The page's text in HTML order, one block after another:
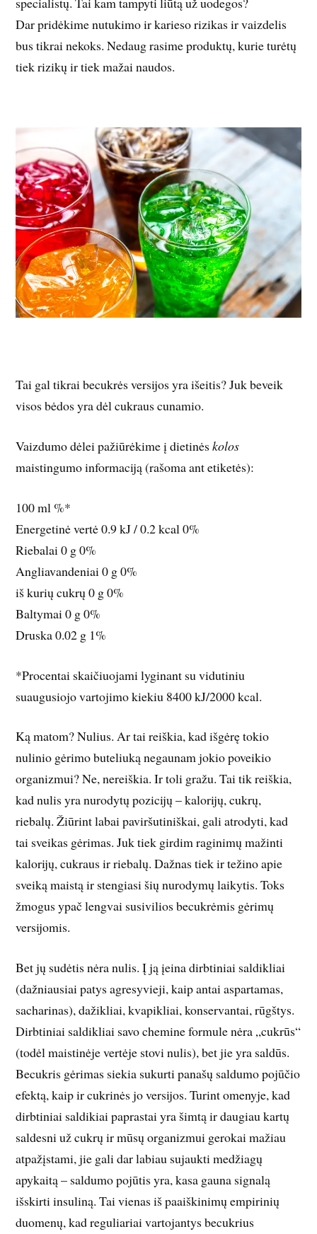
Dar pridėkime nutukimo ir karieso rizikas ir vaizdelis
bus tikrai nekoks. Nedaug rasime produktų, kurie turėtų
tiek rizikų ir tiek mažai naudos.
Tai gal tikrai becukrės versijos yra išeitis? Juk beveik
visos bėdos yra dėl cukraus cunamio.
Vaizdumo dėlei pažiūrėkime į dietinėskolos
maistingumo informaciją (rašoma ant etiketės):
100 ml %*
Energetinė vertė 0.9 kJ / 0.2 kcal 0%
Riebalai 0 g 0%
Angliavandeniai 0 g 0%
iš kurių cukrų 0 g 0%
Baltymai 0 g 0%
Druska 0.02 g 1%
*Procentai skaičiuojami lyginant su vidutiniu
suaugusiojo vartojimo kiekiu 8400 kJ/2000 kcal.
Ką matom? Nulius. Ar tai reiškia, kad išgėrę tokio
nulinio gėrimo buteliuką negaunam jokio poveikio
organizmui? Ne, nereiškia. Ir toli gražu. Tai tik reiškia,
kad nulis yra nurodytų pozicijų – kalorijų, cukrų,
riebalų. Žiūrint labai paviršutiniškai, gali atrodyti, kad
tai sveikas gėrimas. Juk tiek girdim raginimų mažinti
kalorijų, cukraus ir riebalų. Dažnas tiek ir težino apie
sveiką maistą ir stengiasi šių nurodymų laikytis. Toks
žmogus ypač lengvai susivilios becukrėmis gėrimų
versijomis.
Bet jų sudėtis nėra nulis. Į ją įeina dirbtiniai saldikliai
(dažniausiai patys agresyvieji, kaip antai aspartamas,
sacharinas), dažikliai, kvapikliai, konservantai, rūgštys.
Dirbtiniai saldikliai savo chemine formule nėra „cukrūs“
(todėl maistinėje vertėje stovi nulis), bet jie yra saldūs.
Becukris gėrimas siekia sukurti panašų saldumo pojūčio
efektą, kaip ir cukrinės jo versijos. Turint omenyje, kad
dirbtiniai saldikiai paprastai yra šimtą ir daugiau kartų
saldesni už cukrų ir mūsų organizmui gerokai mažiau
atpažįstami, jie gali dar labiau sujaukti medžiagų
apykaitą – saldumo pojūtis yra, kasa gauna signalą
išskirti insuliną. Tai vienas iš paaiškinimų empirinių
duomenų, kad reguliariai vartojantys becukrius